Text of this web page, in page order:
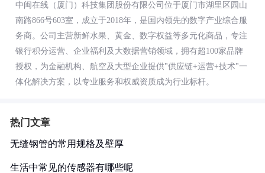
中闽在线（厦门）科技集团股份有限公司位于厦门市湖里区园山
南路866号603室，成立于2018年，是国内领先的数字产业综合服
务商。公司主营新鲜水果、黄金、数字权益等多元化商品，专注
银行积分运营、企业福利及大数据营销领域，拥有超100家品牌
授权，为金融机构、航空及大型企业提供"供应链+运营+技术"一
体化解决方案，以专业服务和权威资质成为行业标杆。
热门文章
无缝钢管的常用规格及壁厚
生活中常见的传感器有哪些呢